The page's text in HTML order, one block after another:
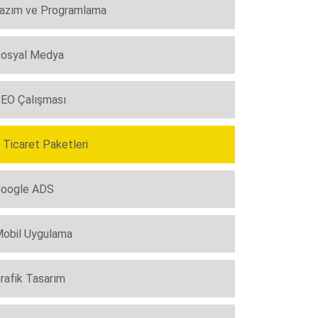
ve Programlama
Medya
Çalışması
Ticaret Paketleri
ADS
Uygulama
Tasarım